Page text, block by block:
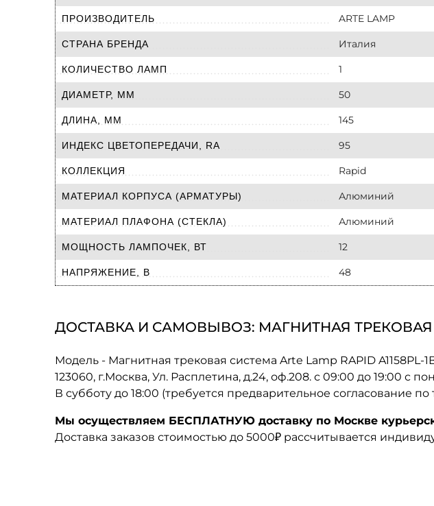
ПРОИЗВОДИТЕЛЬ ARTE LAMP
СТРАНА БРЕНДА Италия
КОЛИЧЕСТВО ЛАМП 1
ДИАМЕТР, ММ 50
ДЛИНА, ММ 145
ИНДЕКС ЦВЕТОПЕРЕДАЧИ, RA 95
КОЛЛЕКЦИЯ Rapid
МАТЕРИАЛ КОРПУСА (АРМАТУРЫ) Алюминий
МАТЕРИАЛ ПЛАФОНА (СТЕКЛА) Алюминий
МОЩНОСТЬ ЛАМПОЧЕК, ВТ 12
НАПРЯЖЕНИЕ, В 48
ДОСТАВКА И САМОВЫВОЗ: МАГНИТНАЯ ТРЕКОВАЯ
Модель - Магнитная трековая система Arte Lamp RAPID A1158PL-
123060, г.Москва, Ул. Расплетина, д.24, оф.208. с 09:00 до 19:00 с
В субботу до 18:00 (требуется предварительное согласование по
Мы осуществляем БЕСПЛАТНУЮ доставку по Москве
Доставка заказов стоимостью до 5000₽ рассчитывается